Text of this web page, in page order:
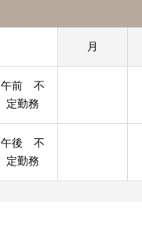
月
午前 不
定勤務
午後 不
定勤務